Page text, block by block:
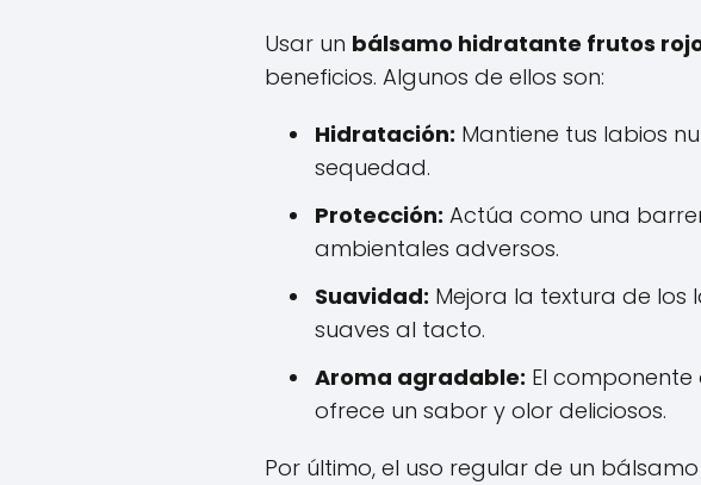
Usar un bálsamo hidratante frutos
beneficios. Algunos de ellos son:
Hidratación: Mantiene tus labios
sequedad.
Protección: Actúa como una
ambientales adversos.
Suavidad: Mejora la textura de los
suaves al tacto.
Aroma agradable: El
ofrece un sabor y olor deliciosos.
Por último, el uso regular de un